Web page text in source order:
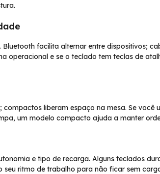
Bluetooth facilita alternar entre dispositivos;
operacional e se o teclado tem teclas de
compactos liberam espaço na mesa. Se você
um modelo compacto ajuda a manter
e tipo de recarga. Alguns teclados
seu ritmo de trabalho para não ficar sem